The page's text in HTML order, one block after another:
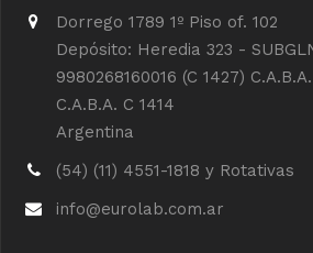
Dorrego 1789 1º Piso of. 102
Depósito: Heredia 323 -
9980268160016 (C 1427) C.A.B.A.
C.A.B.A. C 1414
Argentina
(54) (11) 4551-1818 y Rotativas
info@eurolab.com.ar